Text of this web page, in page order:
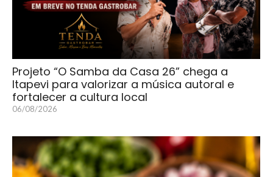
Projeto “O Samba da Casa 26” chega a
Itapevi para valorizar a música autoral e
fortalecer a cultura local
06/08/2026